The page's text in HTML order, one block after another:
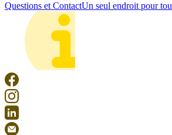
Questions et ContactUn seul endroit pour